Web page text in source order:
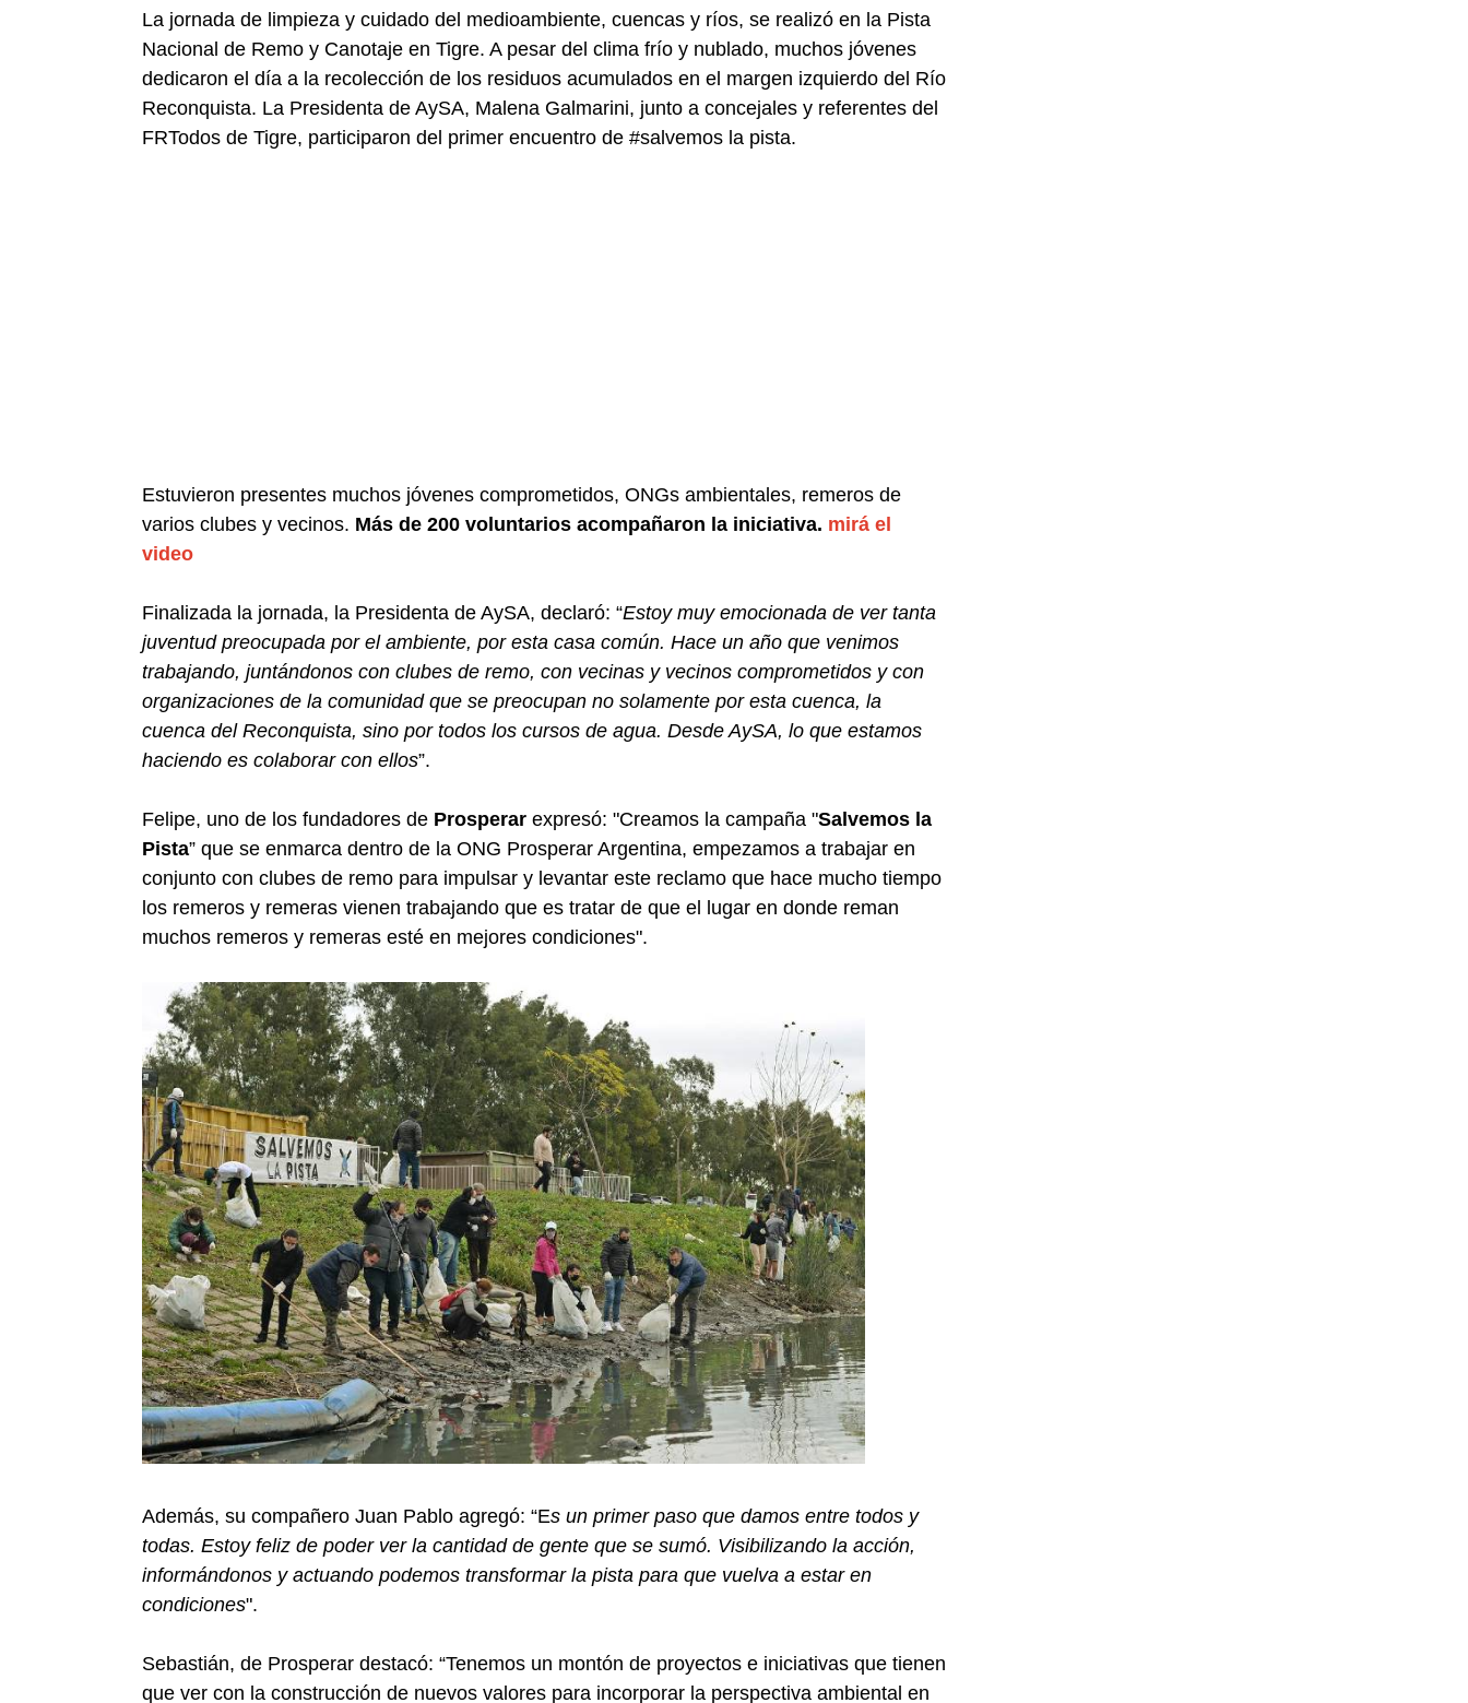
La jornada de limpieza y cuidado del medioambiente, cuencas y ríos, se realizó en la Pista
Nacional de Remo y Canotaje en Tigre. A pesar del clima frío y nublado, muchos jóvenes
dedicaron el día a la recolección de los residuos acumulados en el margen izquierdo del Río
Reconquista. La Presidenta de AySA, Malena Galmarini, junto a concejales y referentes del
FRTodos de Tigre, participaron del primer encuentro de #salvemos la pista.
Estuvieron presentes muchos jóvenes comprometidos, ONGs ambientales, remeros de
varios clubes y vecinos. Más de 200 voluntarios acompañaron la iniciativa. mirá el
video
Finalizada la jornada, la Presidenta de AySA, declaró: “Estoy muy emocionada de ver tanta
juventud preocupada por el ambiente, por esta casa común. Hace un año que venimos
trabajando, juntándonos con clubes de remo, con vecinas y vecinos comprometidos y con
organizaciones de la comunidad que se preocupan no solamente por esta cuenca, la
cuenca del Reconquista, sino por todos los cursos de agua. Desde AySA, lo que estamos
haciendo es colaborar con ellos”.
Felipe, uno de los fundadores de Prosperar expresó: "Creamos la campaña "Salvemos la
Pista” que se enmarca dentro de la ONG Prosperar Argentina, empezamos a trabajar en
conjunto con clubes de remo para impulsar y levantar este reclamo que hace mucho tiempo
los remeros y remeras vienen trabajando que es tratar de que el lugar en donde reman
muchos remeros y remeras esté en mejores condiciones".
Además, su compañero Juan Pablo agregó: “Es un primer paso que damos entre todos y
todas. Estoy feliz de poder ver la cantidad de gente que se sumó. Visibilizando la acción,
informándonos y actuando podemos transformar la pista para que vuelva a estar en
condiciones".
Sebastián, de Prosperar destacó: “Tenemos un montón de proyectos e iniciativas que tienen
que ver con la construcción de nuevos valores para incorporar la perspectiva ambiental en